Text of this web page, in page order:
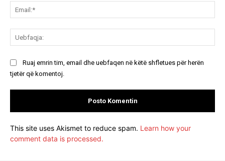
Ruaj emrin tim, email dhe uebfaqen në këtë shfletues për herën
tjetër që komentoj.
This site uses Akismet to reduce spam. Learn how your
comment data is processed.